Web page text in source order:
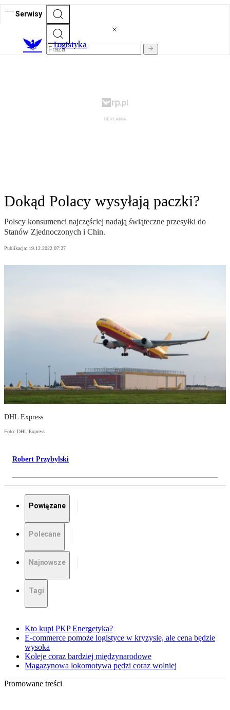
Serwisy
Logistyka
Dokąd Polacy wysyłają paczki?
Polscy konsumenci najczęściej nadają świąteczne przesyłki do
Stanów Zjednoczonych i Chin.
Publikacja: 19.12.2022 07:27
DHL Express
Foto: DHL Express
Robert Przybylski
Powiązane
Polecane
Najnowsze
Tagi
Kto kupi PKP Energetyka?
E-commerce pomoże logistyce w kryzysie, ale cena będzie
wysoka
Koleje coraz bardziej międzynarodowe
Magazynowa lokomotywa pędzi coraz wolniej
Promowane treści